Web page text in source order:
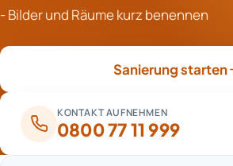
und Wertgegenstände werden vorher
- Bilder und Räume kurz benennen
Sanierung starten
KONTAKT AUFNEHMEN
0800 77 11 999